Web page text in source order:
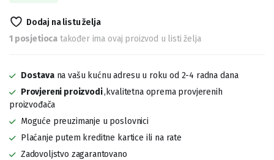
Dodaj na listu želja
1 posjetioca također ima ovaj proizvod u listi želja
Dostavana vašu kućnu adresu u roku od 2-4 radna dana
Provjereni proizvodi,kvalitetna oprema provjerenih
proizvođača
Moguće preuzimanje u poslovnici
Plaćanje putem kreditne kartice ili na rate
Zadovoljstvo zagarantovano